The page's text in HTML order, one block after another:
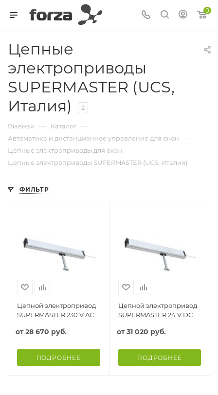
0
Цепные
электроприводы
SUPERMASTER (UCS,
Италия)
2
Главная — Каталог —
Автоматика и дистанционное управление для окон —
Цепные электроприводы для окон —
Цепные электроприводы SUPERMASTER (UCS, Италия)
ФИЛЬТР
Цепной электропривод
SUPERMASTER 230 V AC
от28 670 руб.
ПОДРОБНЕЕ
Цепной электропривод
SUPERMASTER 24 V DC
от31 020 руб.
ПОДРОБНЕЕ